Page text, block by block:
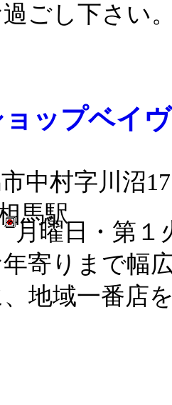
ごし下さい
ップベイヴ
中村字川沼
馬駅
月曜日・第１
寄りまで幅
地域一番店